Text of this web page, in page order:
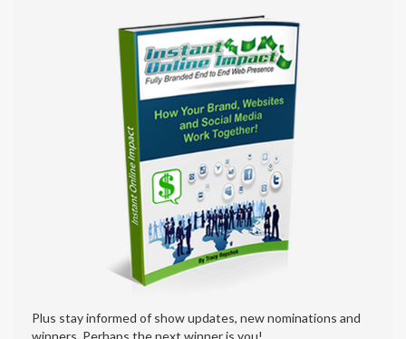
Plus stay informed of show updates, new nominations and
winners. Perhaps the next winner is you!